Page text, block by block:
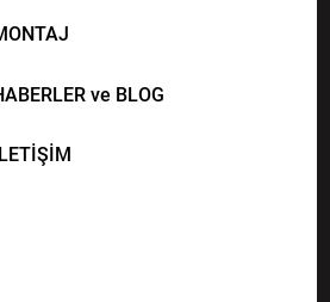
ve BLOG
İLETİŞİM